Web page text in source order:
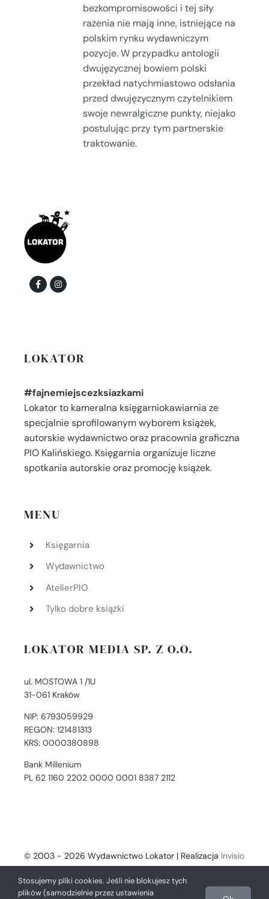
bezkompromisowości i tej siły
rażenia nie mają inne, istniejące na
polskim rynku wydawniczym
pozycje. W przypadku antologii
dwujęzycznej bowiem polski
przekład natychmiastowo odsłania
przed dwujęzycznym czytelnikiem
swoje newralgiczne punkty, niejako
postulując przy tym partnerskie
traktowanie.
LOKATOR
#fajnemiejscezksiazkami
Lokator to kameralna księgarniokawiarnia ze
specjalnie sprofilowanym wyborem książek,
autorskie wydawnictwo oraz pracownia graficzna
PIO Kalińskiego. Księgarnia organizuje liczne
spotkania autorskie oraz promocję książek.
MENU
Księgarnia
Wydawnictwo
AtelierPIO
Tylko dobre książki
LOKATOR MEDIA SP. Z O.O.
ul. MOSTOWA 1 /1U
31-061 Kraków
NIP: 6793059929
REGON: 121481313
KRS: 0000380898
Bank Millenium
PL 62 1160 2202 0000 0001 8387 2112
© 2003 - 2026 Wydawnictwo Lokator | Realizacja Invisio
- Digital Solutions
Stosujemy pliki cookies. Jeśli nie blokujesz tych
plików (samodzielnie przez ustawienia